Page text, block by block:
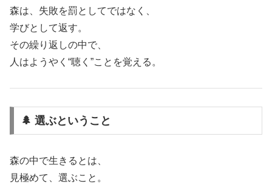
森は、失敗を罰としてではなく、
学びとして返す。
その繰り返しの中で、
人はようやく“聴く”ことを覚える。
🌲 選ぶということ
森の中で生きるとは、
見極めて、選ぶこと。